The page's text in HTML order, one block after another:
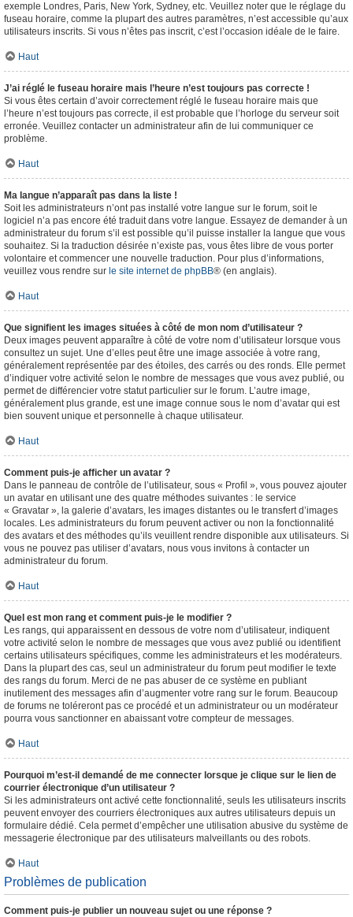
exemple Londres, Paris, New York, Sydney, etc. Veuillez noter que le réglage du
fuseau horaire, comme la plupart des autres paramètres, n’est accessible qu’aux
utilisateurs inscrits. Si vous n’êtes pas inscrit, c’est l’occasion idéale de le faire.
Haut
J’ai réglé le fuseau horaire mais l’heure n’est toujours pas correcte !
Si vous êtes certain d’avoir correctement réglé le fuseau horaire mais que
l’heure n’est toujours pas correcte, il est probable que l’horloge du serveur soit
erronée. Veuillez contacter un administrateur afin de lui communiquer ce
problème.
Haut
Ma langue n’apparaît pas dans la liste !
Soit les administrateurs n’ont pas installé votre langue sur le forum, soit le
logiciel n’a pas encore été traduit dans votre langue. Essayez de demander à un
administrateur du forum s’il est possible qu’il puisse installer la langue que vous
souhaitez. Si la traduction désirée n’existe pas, vous êtes libre de vous porter
volontaire et commencer une nouvelle traduction. Pour plus d’informations,
veuillez vous rendre sur le site internet de phpBB® (en anglais).
Haut
Que signifient les images situées à côté de mon nom d’utilisateur ?
Deux images peuvent apparaître à côté de votre nom d’utilisateur lorsque vous
consultez un sujet. Une d’elles peut être une image associée à votre rang,
généralement représentée par des étoiles, des carrés ou des ronds. Elle permet
d’indiquer votre activité selon le nombre de messages que vous avez publié, ou
permet de différencier votre statut particulier sur le forum. L’autre image,
généralement plus grande, est une image connue sous le nom d’avatar qui est
bien souvent unique et personnelle à chaque utilisateur.
Haut
Comment puis-je afficher un avatar ?
Dans le panneau de contrôle de l’utilisateur, sous « Profil », vous pouvez ajouter
un avatar en utilisant une des quatre méthodes suivantes : le service
« Gravatar », la galerie d’avatars, les images distantes ou le transfert d’images
locales. Les administrateurs du forum peuvent activer ou non la fonctionnalité
des avatars et des méthodes qu’ils veuillent rendre disponible aux utilisateurs. Si
vous ne pouvez pas utiliser d’avatars, nous vous invitons à contacter un
administrateur du forum.
Haut
Quel est mon rang et comment puis-je le modifier ?
Les rangs, qui apparaissent en dessous de votre nom d’utilisateur, indiquent
votre activité selon le nombre de messages que vous avez publié ou identifient
certains utilisateurs spécifiques, comme les administrateurs et les modérateurs.
Dans la plupart des cas, seul un administrateur du forum peut modifier le texte
des rangs du forum. Merci de ne pas abuser de ce système en publiant
inutilement des messages afin d’augmenter votre rang sur le forum. Beaucoup
de forums ne toléreront pas ce procédé et un administrateur ou un modérateur
pourra vous sanctionner en abaissant votre compteur de messages.
Haut
Pourquoi m’est-il demandé de me connecter lorsque je clique sur le lien de
courrier électronique d’un utilisateur ?
Si les administrateurs ont activé cette fonctionnalité, seuls les utilisateurs inscrits
peuvent envoyer des courriers électroniques aux autres utilisateurs depuis un
formulaire dédié. Cela permet d’empêcher une utilisation abusive du système de
messagerie électronique par des utilisateurs malveillants ou des robots.
Haut
Problèmes de publication
Comment puis-je publier un nouveau sujet ou une réponse ?